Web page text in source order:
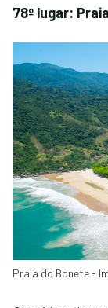
78º lugar:
Praia do Bonete -